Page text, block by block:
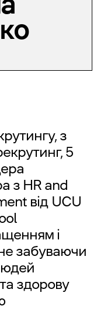
з
5
з HR and
від UCU
і
забуваючи
здорову